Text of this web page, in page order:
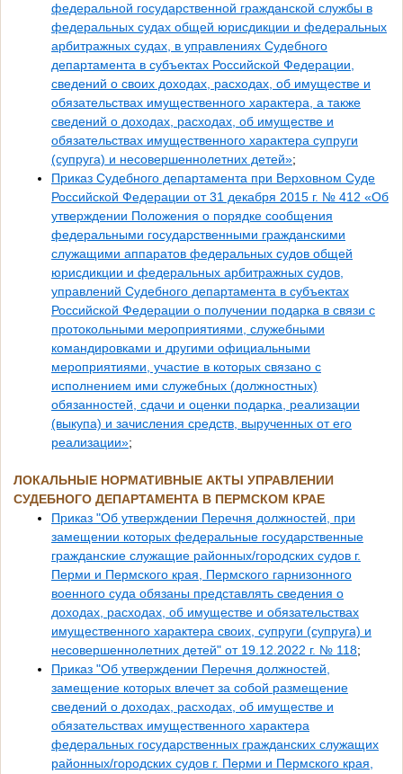
федеральной государственной гражданской службы в
федеральных судах общей юрисдикции и федеральных
арбитражных судах, в управлениях Судебного
департамента в субъектах Российской Федерации,
сведений о своих доходах, расходах, об имуществе и
обязательствах имущественного характера, а также
сведений о доходах, расходах, об имуществе и
обязательствах имущественного характера супруги
(супруга) и несовершеннолетних детей»;
Приказ Судебного департамента при Верховном Суде
Российской Федерации от 31 декабря 2015 г. № 412 «Об
утверждении Положения о порядке сообщения
федеральными государственными гражданскими
служащими аппаратов федеральных судов общей
юрисдикции и федеральных арбитражных судов,
управлений Судебного департамента в субъектах
Российской Федерации о получении подарка в связи с
протокольными мероприятиями, служебными
командировками и другими официальными
мероприятиями, участие в которых связано с
исполнением ими служебных (должностных)
обязанностей, сдачи и оценки подарка, реализации
(выкупа) и зачисления средств, вырученных от его
реализации»;
ЛОКАЛЬНЫЕ НОРМАТИВНЫЕ АКТЫ УПРАВЛЕНИИ
СУДЕБНОГО ДЕПАРТАМЕНТА В ПЕРМСКОМ КРАЕ
Приказ "Об утверждении Перечня должностей, при
замещении которых федеральные государственные
гражданские служащие районных/городских судов г.
Перми и Пермского края, Пермского гарнизонного
военного суда обязаны представлять сведения о
доходах, расходах, об имуществе и обязательствах
имущественного характера своих, супруги (супруга) и
несовершеннолетних детей" от 19.12.2022 г. № 118;
Приказ "Об утверждении Перечня должностей,
замещение которых влечет за собой размещение
сведений о доходах, расходах, об имуществе и
обязательствах имущественного характера
федеральных государственных гражданских служащих
районных/городских судов г. Перми и Пермского края,